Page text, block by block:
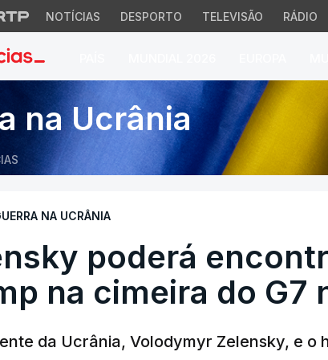
NOTÍCIAS DESPORTO TELEVISÃO RÁDIO
poderá
na Ucrânia
NA UCRÂNIA
poderá
na cimeira do G7
da Ucrânia, Volodymyr Zelensky, e o